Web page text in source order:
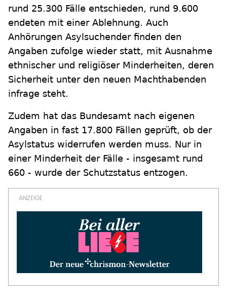
rund 25.300 Fälle entschieden, rund 9.600
endeten mit einer Ablehnung. Auch
Anhörungen Asylsuchender finden den
Angaben zufolge wieder statt, mit Ausnahme
ethnischer und religiöser Minderheiten, deren
Sicherheit unter den neuen Machthabenden
infrage steht.
Zudem hat das Bundesamt nach eigenen
Angaben in fast 17.800 Fällen geprüft, ob der
Asylstatus widerrufen werden muss. Nur in
einer Minderheit der Fälle - insgesamt rund
660 - wurde der Schutzstatus entzogen.